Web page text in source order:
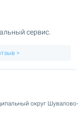
сервис.
>
округ Шувалово-